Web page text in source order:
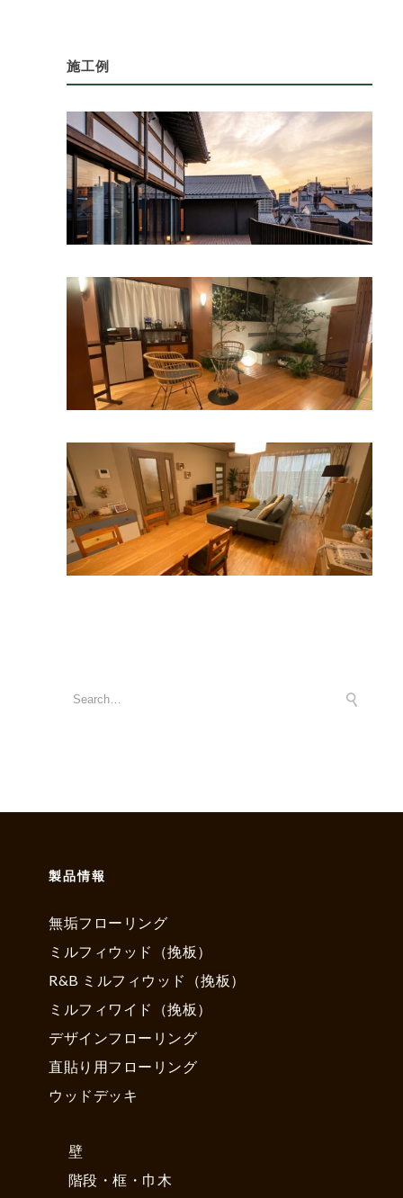
施工例
製品情報
無垢フローリング
ミルフィウッド（挽板）
R&B ミルフィウッド（挽板）
ミルフィワイド（挽板）
デザインフローリング
直貼り用フローリング
ウッドデッキ
壁
階段・框・巾木